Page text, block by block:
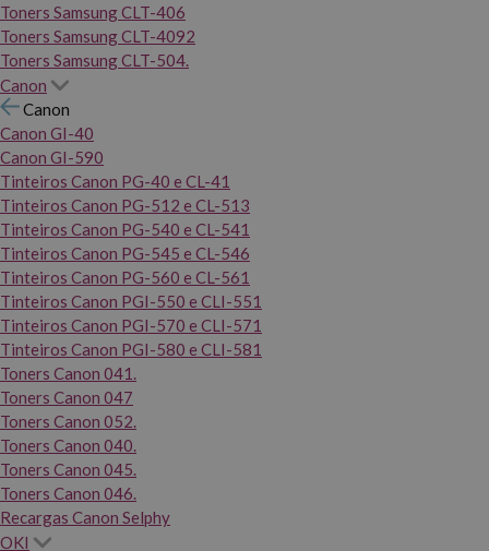
Toners Samsung CLT-406
Toners Samsung CLT-4092
Toners Samsung CLT-504.
Canon
Canon
Canon GI-40
Canon GI-590
Tinteiros Canon PG-40 e CL-41
Tinteiros Canon PG-512 e CL-513
Tinteiros Canon PG-540 e CL-541
Tinteiros Canon PG-545 e CL-546
Tinteiros Canon PG-560 e CL-561
Tinteiros Canon PGI-550 e CLI-551
Tinteiros Canon PGI-570 e CLI-571
Tinteiros Canon PGI-580 e CLI-581
Toners Canon 041.
Toners Canon 047
Toners Canon 052.
Toners Canon 040.
Toners Canon 045.
Toners Canon 046.
Recargas Canon Selphy
OKI